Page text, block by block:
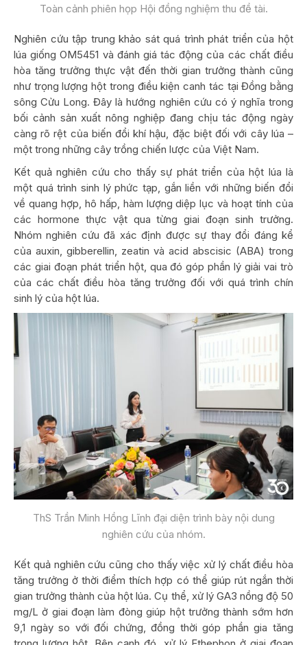
Toàn cảnh phiên họp Hội đồng nghiệm thu đề tài.
Nghiên cứu tập trung khảo sát quá trình phát triển của hột
lúa giống OM5451 và đánh giá tác động của các chất điều
hòa tăng trưởng thực vật đến thời gian trưởng thành cũng
như trọng lượng hột trong điều kiện canh tác tại Đồng bằng
sông Cửu Long. Đây là hướng nghiên cứu có ý nghĩa trong
bối cảnh sản xuất nông nghiệp đang chịu tác động ngày
càng rõ rệt của biến đổi khí hậu, đặc biệt đối với cây lúa –
một trong những cây trồng chiến lược của Việt Nam.
Kết quả nghiên cứu cho thấy sự phát triển của hột lúa là
một quá trình sinh lý phức tạp, gắn liền với những biến đổi
về quang hợp, hô hấp, hàm lượng diệp lục và hoạt tính của
các hormone thực vật qua từng giai đoạn sinh trưởng.
Nhóm nghiên cứu đã xác định được sự thay đổi đáng kể
của auxin, gibberellin, zeatin và acid abscisic (ABA) trong
các giai đoạn phát triển hột, qua đó góp phần lý giải vai trò
của các chất điều hòa tăng trưởng đối với quá trình chín
sinh lý của hột lúa.
ThS Trần Minh Hồng Lĩnh đại diện trình bày nội dung
nghiên cứu của nhóm.
Kết quả nghiên cứu cũng cho thấy việc xử lý chất điều hòa
tăng trưởng ở thời điểm thích hợp có thể giúp rút ngắn thời
gian trưởng thành của hột lúa. Cụ thể, xử lý GA3 nồng độ 50
mg/L ở giai đoạn làm đòng giúp hột trưởng thành sớm hơn
9,1 ngày so với đối chứng, đồng thời góp phần gia tăng